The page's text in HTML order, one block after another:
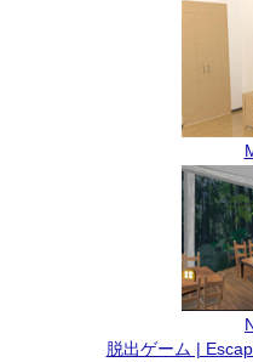
脱出ゲーム |